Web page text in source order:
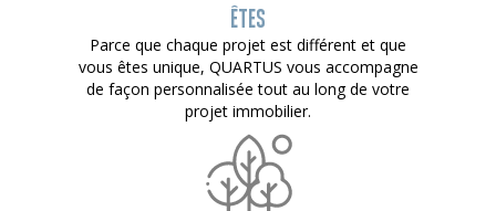
ÊTES
Parce que chaque projet est différent et que
vous êtes unique, QUARTUS vous accompagne
de façon personnalisée tout au long de votre
projet immobilier.